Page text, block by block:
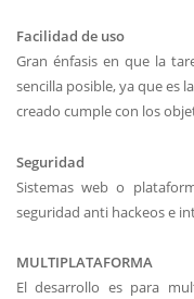
Facilidad de uso
Gran énfasis en que la
sencilla posible, ya que es
creado cumple con los
Seguridad
Sistemas web o
seguridad anti hackeos e
MULTIPLATAFORMA
El desarrollo es para